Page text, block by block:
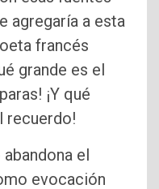
agregaría a esta
francés
grande es el
¡Y qué
recuerdo!
el
evocación